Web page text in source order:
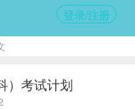
登录/注册
）考试计划